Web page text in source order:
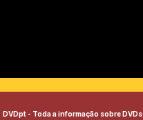
DVDpt - Toda a informação sobre DVDs